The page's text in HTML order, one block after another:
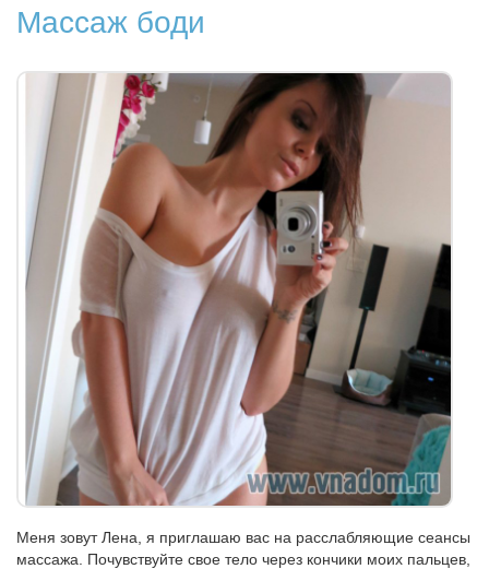
Массаж боди
Меня зовут Лена, я приглашаю вас на расслабляющие сеансы
массажа. Почувствуйте свое тело через кончики моих пальцев,